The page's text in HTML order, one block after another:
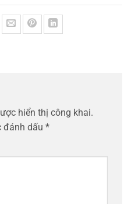
hiển thị công khai.
đánh dấu *